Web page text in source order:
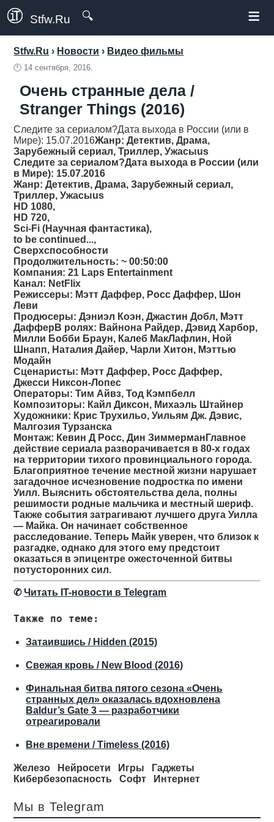
Stfw.Ru 🔍 ≡
Stfw.Ru › Новости › Видео фильмы
🕛 14 сентября, 2016.
Очень странные дела /
Stranger Things (2016)
Следите за сериалом?Дата выхода в России (или в
Мире): 15.07.2016Жанр: Детектив, Драма,
Зарубежный сериал, Триллер, Ужасыus
Следите за сериалом?Дата выхода в России (или
в Мире): 15.07.2016
Жанр: Детектив, Драма, Зарубежный сериал,
Триллер, Ужасыus
HD 1080,
HD 720,
Sci-Fi (Научная фантастика),
to be continued...,
Сверхспособности
Продолжительность: ~ 00:50:00
Компания: 21 Laps Entertainment
Канал: NetFlix
Режиссеры: Мэтт Даффер, Росс Даффер, Шон
Леви
Продюсеры: Дэниэл Коэн, Джастин Добл, Мэтт
ДафферВ ролях: Вайнона Райдер, Дэвид Харбор,
Милли Бобби Браун, Калеб МакЛафлин, Ной
Шнапп, Наталия Дайер, Чарли Хитон, Мэттью
Модайн
Сценаристы: Мэтт Даффер, Росс Даффер,
Джесси Никсон-Лопес
Операторы: Тим Айвз, Тод Кэмпбелл
Композиторы: Кайл Диксон, Михаэль Штайнер
Художники: Крис Трухильо, Уильям Дж. Дэвис,
Малгозия Турзанска
Монтаж: Кевин Д Росс, Дин ЗиммерманГлавное
действие сериала разворачивается в 80-х годах
на территории тихого провинциального города.
Благоприятное течение местной жизни нарушает
загадочное исчезновение подростка по имени
Уилл. Выяснить обстоятельства дела, полны
решимости родные мальчика и местный шериф.
Также события затрагивают лучшего друга Уилла
— Майка. Он начинает собственное
расследование. Теперь Майк уверен, что близок к
разгадке, однако для этого ему предстоит
оказаться в эпицентре ожесточенной битвы
потусторонних сил.
✆Читать IT-новости в Telegram
Также по теме:
Затаившись / Hidden (2015)
Свежая кровь / New Blood (2016)
Финальная битва пятого сезона «Очень
странных дел» оказалась вдохновлена
Baldur’s Gate 3 — разработчики
отреагировали
Вне времени / Timeless (2016)
Железо Нейросети Игры
Гаджеты
Кибербезопасность
Софт Интернет
Мы в Telegram